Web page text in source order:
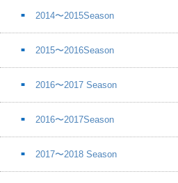
2014〜2015Season
2015〜2016Season
2016〜2017 Season
2016〜2017Season
2017〜2018 Season